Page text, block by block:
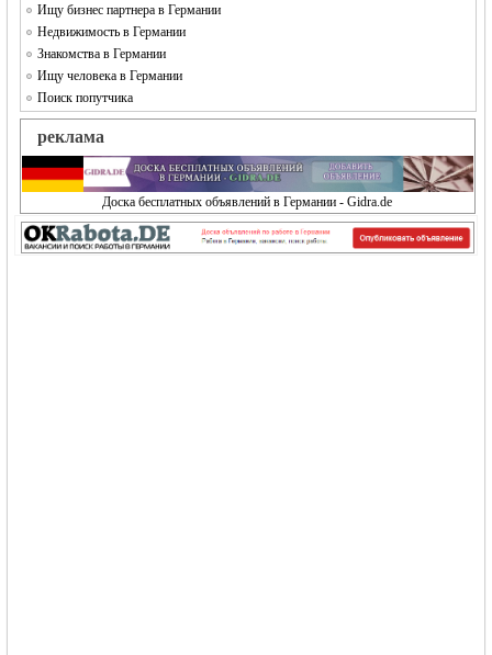
Ищу бизнес партнера в Германии
Недвижимость в Германии
Знакомства в Германии
Ищу человека в Германии
Поиск попутчика
реклама
Доска бесплатных объявлений в Германии - Gidra.de